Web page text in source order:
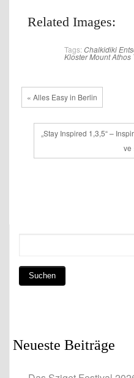
Related Images:
Tags: Chalkidiki
KlosterMount Athos
« Alles Easy in Berlin
„Stay Inspired 1,3,5“ –
ve
Neueste Beiträge